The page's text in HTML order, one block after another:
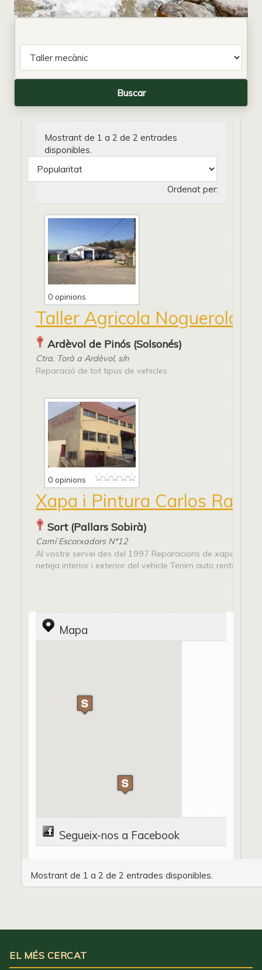
Mostrant de 1 a 2 de 2 entrades
disponibles.
Ordenat per:
0 opinions
Taller Agricola Noguerola
Ardèvol de Pinós (Solsonés)
Ctra. Torà a Ardèvol, s/n
Reparació de tot tipus de vehicles.
0 opinions
Xapa i Pintura Carlos
Sort (Pallars Sobirà)
Camí Escorxadors Nº12
Al vostre servei des del 1997 Reparacions de xapa i
neteja interior i exterior del vehicle Tenim auto rentat
Mapa
Segueix-nos a Facebook
Mostrant de 1 a 2 de 2 entrades disponibles.
EL MÉS CERCAT